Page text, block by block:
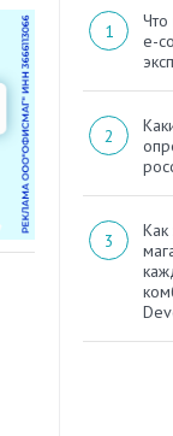
Что
e-
Как